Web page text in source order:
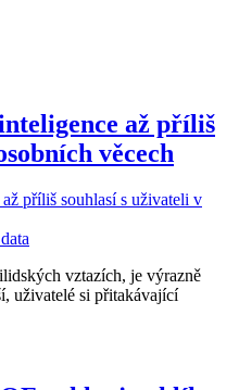
až příliš
věcech
vztazích, je výrazně
uživatelé si přitakávající